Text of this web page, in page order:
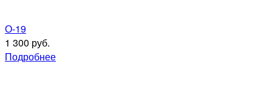
О-19
1 300 руб.
Подробнее